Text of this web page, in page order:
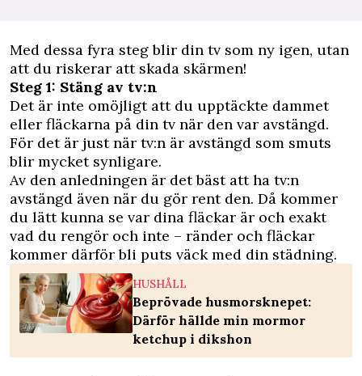
Med dessa fyra steg blir din tv som ny igen, utan
att du riskerar att skada skärmen!
Steg 1: Stäng av tv:n
Det är inte omöjligt att du upptäckte dammet
eller fläckarna på din tv när den var avstängd.
För det är just när tv:n är avstängd som smuts
blir mycket synligare.
Av den anledningen är det bäst att ha tv:n
avstängd även när du gör rent den. Då kommer
du lätt kunna se var dina fläckar är och exakt
vad du rengör och inte – ränder och fläckar
kommer därför bli puts väck med din städning.
HUSHÅLL
Beprövade husmorsknepet:
Därför hällde min mormor
ketchup i dikshon